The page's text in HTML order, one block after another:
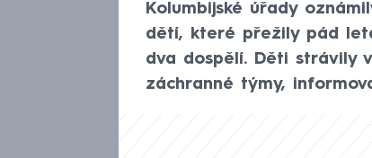
Kolumbijské úřady
dětí, které přežily pád
dva dospělí. Děti strávily
záchranné týmy,